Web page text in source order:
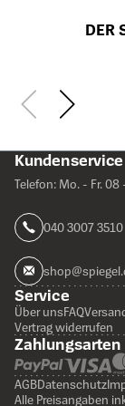
DER
Öffnet die
Kundenservice
Telefon: Mo. - Fr. 08
040 3007 3510
Service
Über unsFAQ
Vertrag widerrufen
Zahlungsarten
AGBDatenschutz
Alle Preisangaben